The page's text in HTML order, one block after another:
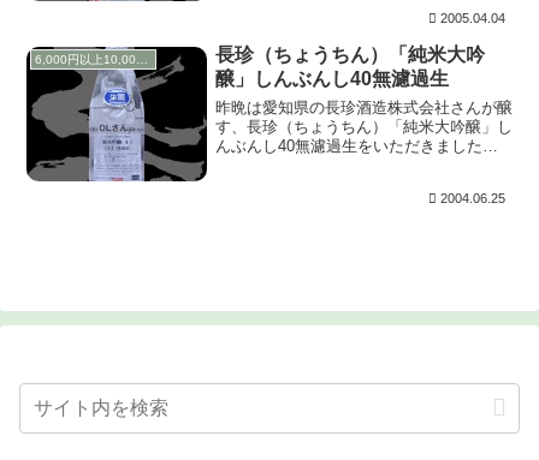
ます。 上立ち香は、こっくりとほのかに
香ります...
2005.04.04
長珍（ちょうちん）「純米大吟
醸」しんぶんし40無濾過生
昨晩は愛知県の長珍酒造株式会社さんが醸
す、長珍（ちょうちん）「純米大吟醸」し
んぶんし40無濾過生をいただきました。
思わせるよう。含むとピチピチとした炭酸
2004.06.25